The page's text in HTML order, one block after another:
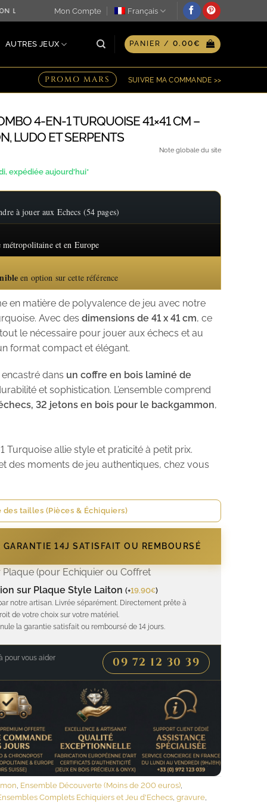
JOUR MÊME ♖ OPTION GRAVURE PERSONNALISÉE
Mon Compte Français
AUTRES JEUX PANIER / 0.00€
PROMO MARS SUIVRE MA COMMANDE >>
4-EN-1 TURQUOISE 41×41 CM –
LUDO ET SERPENTS
expédiée aujourd'hui*
Note globale du site
à jouer aux Echecs (54 pages)
métropolitaine et en Europe
en option sur cette référence
en matière de polyvalence de jeu avec notre
Avec des dimensions de 41 x 41 cm, ce
le nécessaire pour jouer aux échecs et au
format compact et élégant.
dans un coffre en bois laminé de
et sophistication. L’ensemble comprend
32 jetons en bois pour le backgammon,
Turquoise allie style et praticité à petit prix.
des moments de jeu authentiques, chez vous
des tailles (Pièces & Échiquiers)
14J SATISFAIT OU REMBOURSÉ
(pour Echiquier ou Coffret
sur Plaque Style Laiton (+19.90€)
notre artisan. Livrée séparément. Directement prête à
de votre choix sur votre matériel.
la garantie satisfait ou remboursé de 14 jours.
pour vous aider 09 72 12 30 39
Ensemble Découverte (Moins de 200 euros)
Complets Echiquiers et Jeu d'Echecs gravure